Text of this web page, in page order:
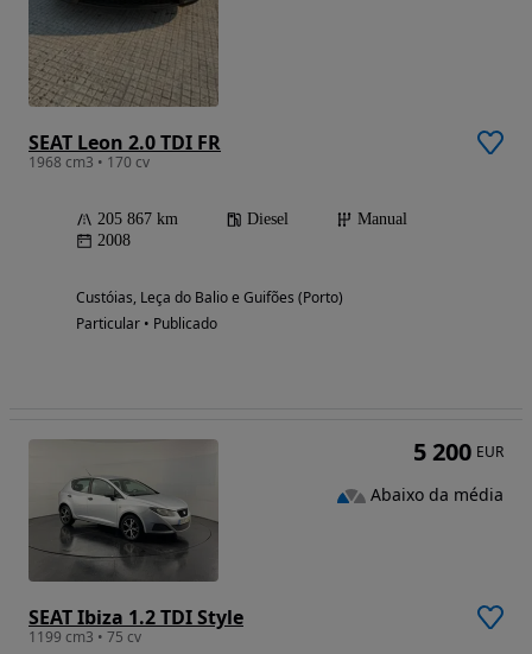
SEAT Leon 2.0 TDI FR
1968 cm3 • 170 cv
205 867 km Diesel
Manual
2008
Custóias, Leça do Balio e Guifões (Porto)
Particular • Publicado
SEAT Ibiza 1.2 TDI Style
1199 cm3 • 75 cv
5 200 EUR
Abaixo da média